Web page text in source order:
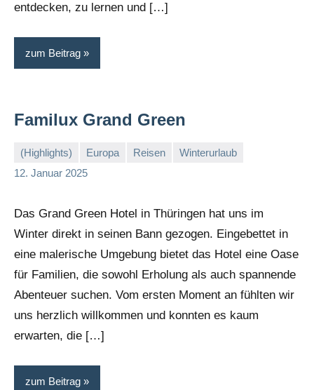
entdecken, zu lernen und […]
zum Beitrag
Familux Grand Green
(Highlights) Europa Reisen
Winterurlaub
12. Januar 2025
Stephi
Keine
Das Grand Green Hotel in Thüringen hat uns im
Winter direkt in seinen Bann gezogen. Eingebettet in
eine malerische Umgebung bietet das Hotel eine Oase
für Familien, die sowohl Erholung als auch spannende
Abenteuer suchen. Vom ersten Moment an fühlten wir
uns herzlich willkommen und konnten es kaum
erwarten, die […]
zum Beitrag